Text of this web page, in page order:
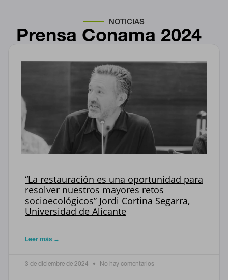
NOTICIAS
Prensa Conama 2024
“La restauración es una oportunidad para
resolver nuestros mayores retos
socioecológicos” Jordi Cortina Segarra,
Universidad de Alicante
Leer más →
3 de diciembre de 2024 No hay comentarios